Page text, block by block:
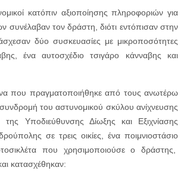
κατόπιν αξιοποίησης πληροφοριών για
συνέλαβαν τον δράστη, διότι εντόπισαν στην
δύο συσκευασίες με μικροποσότητες
ένα αυτοσχέδιο τσιγάρο κάνναβης και
που πραγματοποιήθηκε από τους ανωτέρω
του αστυνομικού σκύλου ανίχνευσης
της Υποδιεύθυνσης Δίωξης και Εξιχνίασης
σε τρεις οικίες, ένα ποιμνιοστάσιο
που χρησιμοποιούσε ο δράστης,
κατασχέθηκαν: